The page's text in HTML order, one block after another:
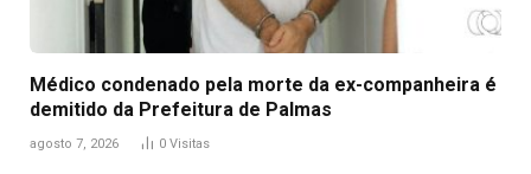
Médico condenado pela morte da ex-companheira é
demitido da Prefeitura de Palmas
agosto 7, 2026 0 Visitas